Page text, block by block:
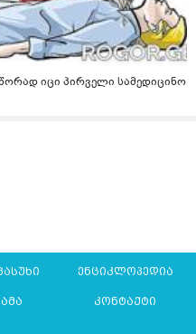
იცი პირველი სამედიცინო
ენციკლოპედია
კონტაქტი